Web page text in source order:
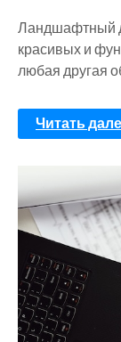
Ландшафтный
красивых и
любая другая
Читать